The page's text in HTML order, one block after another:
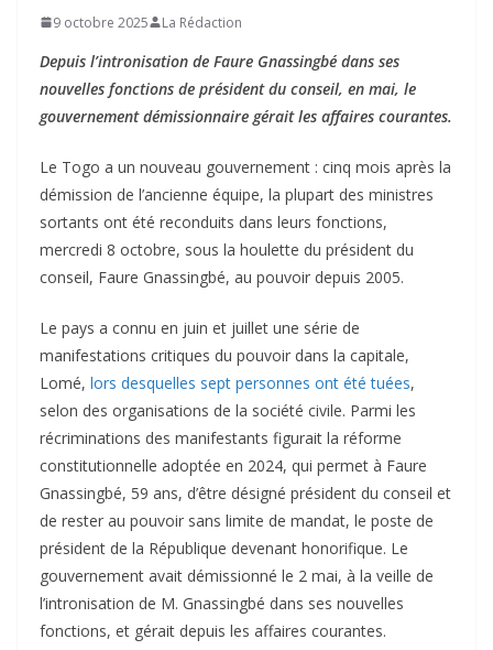
9 octobre 2025 La Rédaction
Depuis l’intronisation de Faure Gnassingbé dans ses
nouvelles fonctions de président du conseil, en mai, le
gouvernement démissionnaire gérait les affaires courantes.
Le Togo a un nouveau gouvernement : cinq mois après la
démission de l’ancienne équipe, la plupart des ministres
sortants ont été reconduits dans leurs fonctions,
mercredi 8 octobre, sous la houlette du président du
conseil, Faure Gnassingbé, au pouvoir depuis 2005.
Le pays a connu en juin et juillet une série de
manifestations critiques du pouvoir dans la capitale,
Lomé, lors desquelles sept personnes ont été tuées,
selon des organisations de la société civile. Parmi les
récriminations des manifestants figurait la réforme
constitutionnelle adoptée en 2024, qui permet à Faure
Gnassingbé, 59 ans, d’être désigné président du conseil et
de rester au pouvoir sans limite de mandat, le poste de
président de la République devenant honorifique. Le
gouvernement avait démissionné le 2 mai, à la veille de
l’intronisation de M. Gnassingbé dans ses nouvelles
fonctions, et gérait depuis les affaires courantes.